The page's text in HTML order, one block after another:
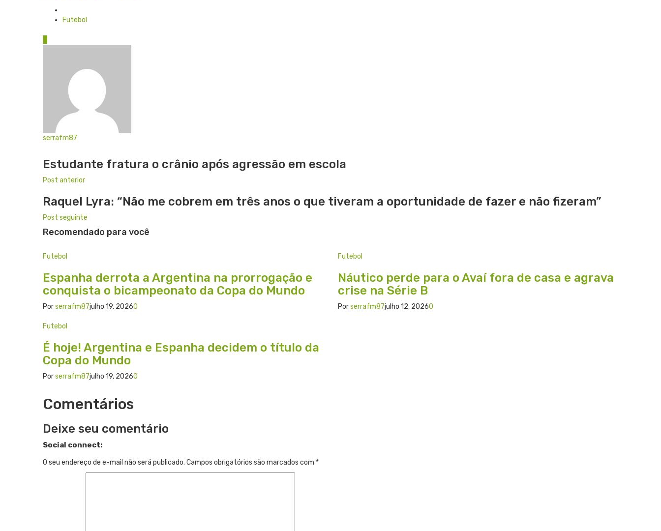
in
Futebol
serrafm87
Estudante fratura o crânio após agressão em escola
Post anterior
Raquel Lyra: “Não me cobrem em três anos o que tiveram a oportunidade de fazer e não fizeram”
Post seguinte
Recomendado para você
Futebol
Espanha derrota a Argentina na prorrogação e
conquista o bicampeonato da Copa do Mundo
Porserrafm87julho 19, 20260
Futebol
É hoje! Argentina e Espanha decidem o título da
Copa do Mundo
Porserrafm87julho 19, 20260
Futebol
Náutico perde para o Avaí fora de casa e agrava
crise na Série B
Porserrafm87julho 12, 20260
Comentários
Deixe seu comentário
Social connect:
O seu endereço de e-mail não será publicado. Campos obrigatórios são marcados com *